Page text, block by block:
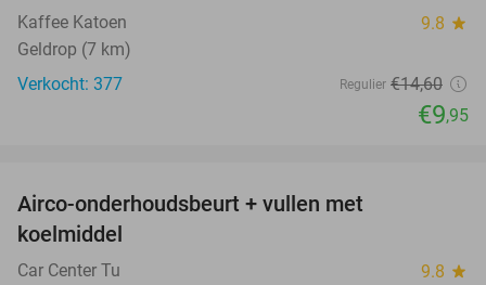
Kaffee Katoen 9.8 star
Geldrop (7 km)
Verkocht: 377
Regulier €14,60
€9,95
Airco-onderhoudsbeurt + vullen met
koelmiddel
Car Center Tu 9.8 star